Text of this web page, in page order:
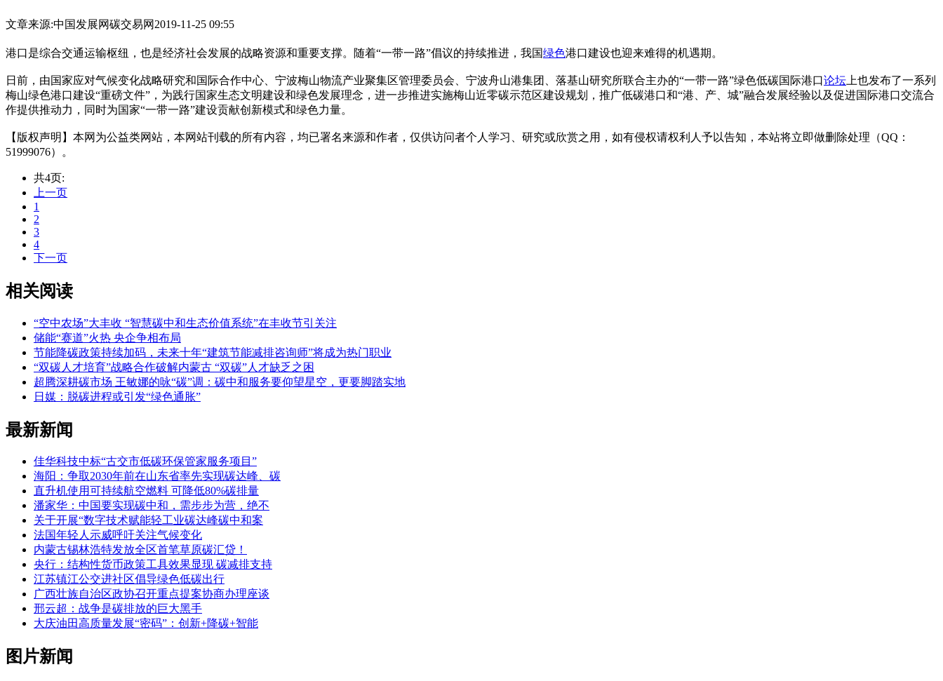
文章来源:中国发展网碳交易网 2019-11-25 09:55
港口是综合交通运输枢纽，也是经济社会发展的战略资源和重要支撑。随着“一带一路”倡议的持续推进，我国绿色港口建设也迎来难得的机遇期。
日前，由国家应对气候变化战略研究和国际合作中心、宁波梅山物流产业聚集区管理委员会、宁波舟山港集团、落基山研究所联合主办的“一带一路”绿色低碳国际港口论坛 上也发布了一系列
梅山绿色港口建设“重磅文件”，为践行国家生态文明建设和绿色发展理念，进一步推进实施梅山近零碳示范区建设规划，推广低碳港口和“港、产、城”融合发展经验以及促进国际港口交流合
作提供推动力，同时为国家“一带一路”建设贡献创新模式和绿色力量。
【版权声明】本网为公益类网站，本网站刊载的所有内容，均已署名来源和作者，仅供访问者个人学习、研究或欣赏之用，如有侵权请权利人予以告知，本站将立即做删除处理（QQ：
51999076）。
共4页:
上一页
1
2
3
4
下一页
相关阅读
“空中农场”大丰收 “智慧碳中和生态价值系统”在丰收节引关注
储能“赛道”火热 央企争相布局
节能降碳政策持续加码，未来十年“建筑节能减排咨询师”将成为热门职业
“双碳人才培育”战略合作破解内蒙古 “双碳”人才缺乏之困
超腾深耕碳市场 王敏娜的咏“碳”调：碳中和服务要仰望星空，更要脚踏实地
日媒：脱碳进程或引发“绿色通胀”
最新新闻
佳华科技中标“古交市低碳环保管家服务项目”
海阳：争取2030年前在山东省率先实现碳达峰、碳
直升机使用可持续航空燃料 可降低80%碳排量
潘家华：中国要实现碳中和，需步步为营，绝不
关于开展“数字技术赋能轻工业碳达峰碳中和案
法国年轻人示威呼吁关注气候变化
内蒙古锡林浩特发放全区首笔草原碳汇贷！
央行：结构性货币政策工具效果显现 碳减排支持
江苏镇江公交进社区倡导绿色低碳出行
广西壮族自治区政协召开重点提案协商办理座谈
邢云超：战争是碳排放的巨大黑手
大庆油田高质量发展“密码”：创新+降碳+智能
图片新闻